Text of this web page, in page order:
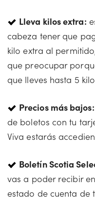
Lleva kilos extra:
cabeza tener que
kilo extra al
que preocupar
que lleves hasta 5
Precios más bajos:
de boletos con tu
Viva estarás
Boletín Scotia
vas a poder recibir
estado de cuenta de